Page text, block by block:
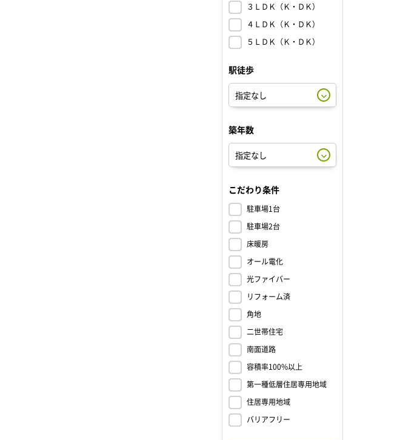
３ＬＤＫ（Ｋ・ＤＫ）
４ＬＤＫ（Ｋ・ＤＫ）
５ＬＤＫ（Ｋ・ＤＫ）
駅徒歩
築年数
こだわり条件
駐車場1台
駐車場2台
床暖房
オール電化
光ファイバー
リフォーム済
角地
二世帯住宅
南面道路
容積率100%以上
第一種低層住居専用地域
住居専用地域
バリアフリー